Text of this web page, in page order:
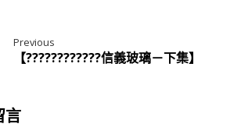
Previous
【????????‍????信義玻璃－下集】
言